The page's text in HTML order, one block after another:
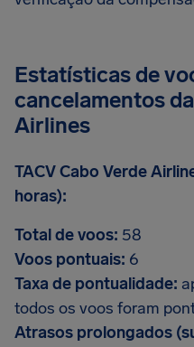
Estatísticas de
cancelamentos
Airlines
TACV Cabo Verde
horas):
Total de voos: 58
Voos pontuais: 6
Taxa de pontualidade:
todos os voos foram
Atrasos prolongados